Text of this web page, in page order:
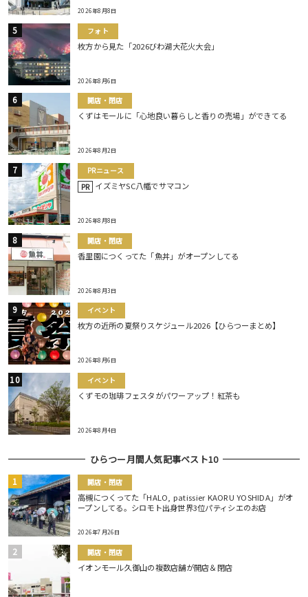
2026年8月8日
フォト
枚方から見た「2026びわ湖大花火大会」
2026年8月6日
開店・閉店
くずはモールに「心地良い暮らしと香りの売場」ができてる
2026年8月2日
PRニュース
PR イズミヤSC八幡でサマコン
2026年8月8日
開店・閉店
香里園につくってた「魚丼」がオープンしてる
2026年8月3日
イベント
枚方の近所の夏祭りスケジュール2026【ひらつーまとめ】
2026年8月6日
イベント
くずモの珈琲フェスタがパワーアップ！紅茶も
2026年8月4日
ひらつー月間人気記事ベスト10
開店・閉店
高槻につくってた「HALO, patissier KAORU YOSHIDA」がオ
ープンしてる。シロモト出身世界3位パティシエのお店
2026年7月26日
開店・閉店
イオンモール久御山の複数店舗が開店＆閉店